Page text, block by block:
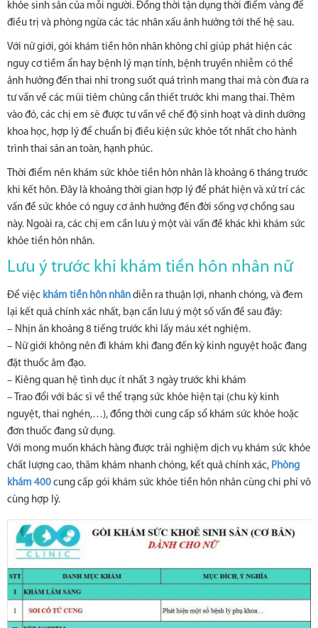
khỏe sinh sản của mỗi người. Đồng thời tận dụng thời điểm vàng để
điều trị và phòng ngừa các tác nhân xấu ảnh hưởng tới thế hệ sau.
Với nữ giới, gói khám tiền hôn nhân không chỉ giúp phát hiện các
nguy cơ tiềm ẩn hay bệnh lý mạn tính, bệnh truyền nhiễm có thể
ảnh hưởng đến thai nhi trong suốt quá trình mang thai mà còn đưa ra
tư vấn về các mũi tiêm chủng cần thiết trước khi mang thai. Thêm
vào đó, các chị em sẽ được tư vấn về chế độ sinh hoạt và dinh dưỡng
khoa học, hợp lý để chuẩn bị điều kiện sức khỏe tốt nhất cho hành
trình thai sản an toàn, hạnh phúc.
Thời điểm nên khám sức khỏe tiền hôn nhân là khoảng 6 tháng trước
khi kết hôn. Đây là khoảng thời gian hợp lý để phát hiện và xử trí các
vấn đề sức khỏe có nguy cơ ảnh hưởng đến đời sống vợ chồng sau
này. Ngoài ra, các chị em cần lưu ý một vài vấn đề khác khi khám sức
khỏe tiền hôn nhân.
Lưu ý trước khi khám tiền hôn nhân nữ
Để việc khám tiền hôn nhân diễn ra thuận lợi, nhanh chóng, và đem
lại kết quả chính xác nhất, bạn cần lưu ý một số vấn đề sau đây:
– Nhịn ăn khoảng 8 tiếng trước khi lấy máu xét nghiệm.
– Nữ giới không nên đi khám khi đang đến kỳ kinh nguyệt hoặc đang
đặt thuốc âm đạo.
– Kiêng quan hệ tình dục ít nhất 3 ngày trước khi khám
– Trao đổi với bác sĩ về thể trạng sức khỏe hiện tại (chu kỳ kinh
nguyệt, thai nghén,…), đồng thời cung cấp sổ khám sức khỏe hoặc
đơn thuốc đang sử dụng.
Với mong muốn khách hàng được trải nghiệm dịch vụ khám sức khỏe
chất lượng cao, thăm khám nhanh chóng, kết quả chính xác, Phòng
khám 400 cung cấp gói khám sức khỏe tiền hôn nhân cùng chi phí vô
cùng hợp lý.